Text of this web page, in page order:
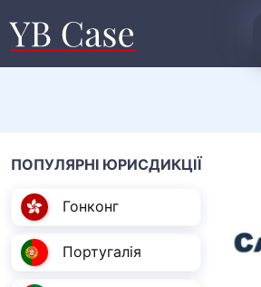
ПОПУЛЯРНІ ЮРИСДИКЦІЇ
Гонконг
Португалія